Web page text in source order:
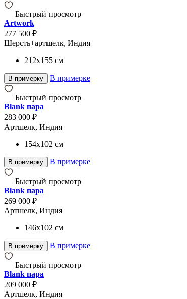
Быстрый просмотр
Artwork
277 500 ₽
Шерсть+артшелк, Индия
212x155 см
В примерку В примерке
Быстрый просмотр
Blank пара
283 000 ₽
Артшелк, Индия
154x102 см
В примерку В примерке
Быстрый просмотр
Blank пара
269 000 ₽
Артшелк, Индия
146x102 см
В примерку В примерке
Быстрый просмотр
Blank пара
209 000 ₽
Артшелк, Индия